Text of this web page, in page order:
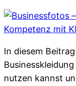
In diesem
nutzen kannst